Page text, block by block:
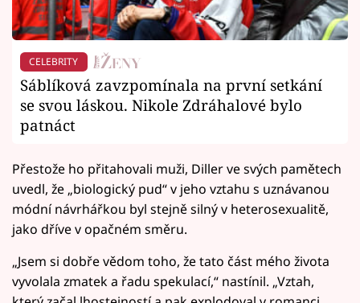
CELEBRITY
Sáblíková zavzpomínala na první setkání
se svou láskou. Nikole Zdráhalové bylo
patnáct
Přestože ho přitahovali muži, Diller ve svých pamětech
uvedl, že „biologický pud“ v jeho vztahu s uznávanou
módní návrhářkou byl stejně silný v heterosexualitě,
jako dříve v opačném směru.
„Jsem si dobře vědom toho, že tato část mého života
vyvolala zmatek a řadu spekulací,“ nastínil. „Vztah,